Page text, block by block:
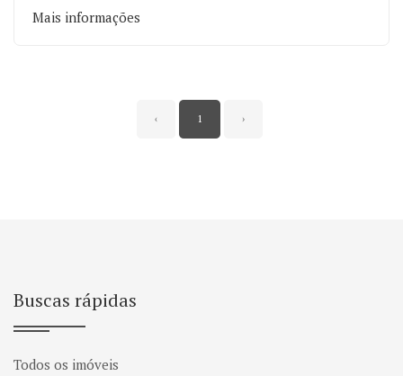
Mais informações
‹ 1 ›
Buscas rápidas
Todos os imóveis